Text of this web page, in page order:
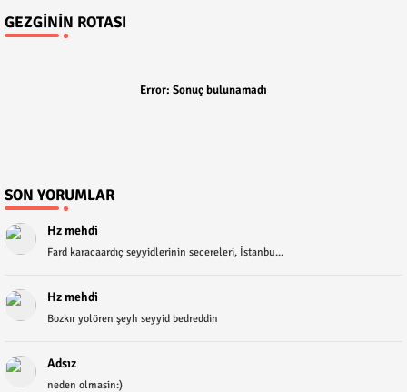
GEZGININ ROTASI
Error: Sonuç bulunamadı
SON YORUMLAR
Hz mehdi
Fard karacaardıç seyyidlerinin secereleri, İstanbu...
Hz mehdi
Bozkır yolören şeyh seyyid bedreddin
Adsız
neden olmasin:)